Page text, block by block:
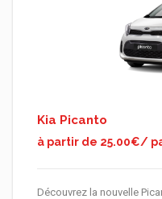
Kia Picanto
à partir de 25.00€/
Découvrez la nouvelle